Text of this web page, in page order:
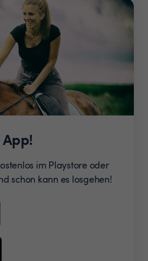
im Playstore oder
schon kann es losgehen!